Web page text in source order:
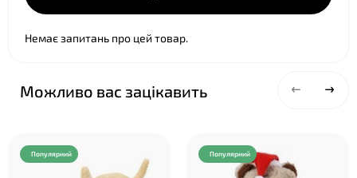
Немає запитань про цей товар.
Можливо вас зацікавить
Популярний Популярний